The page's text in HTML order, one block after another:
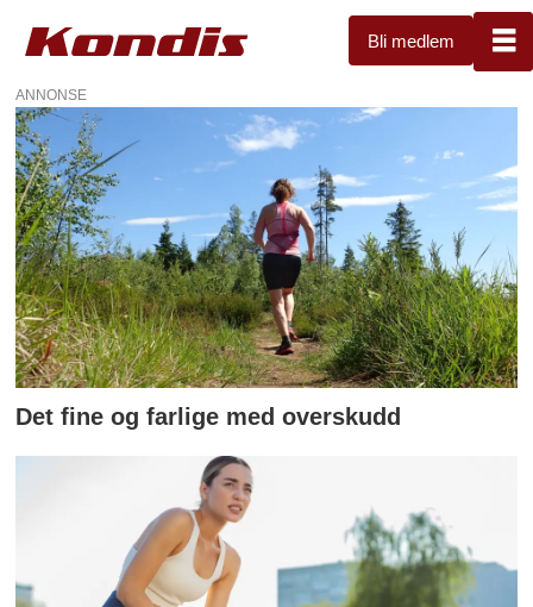
Bli medlem
Tag:
skader
ANNONSE
Det fine og farlige med overskudd